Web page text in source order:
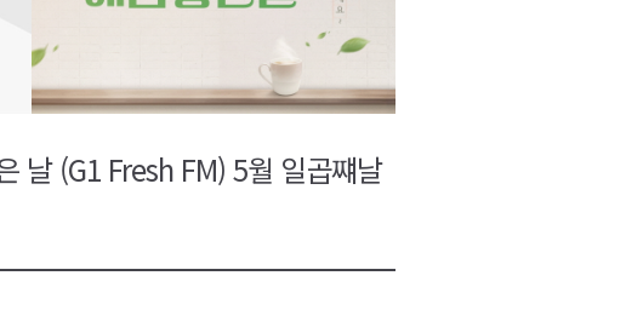
2026년 08월 07일(금)
2026년 08월 07일(금)
2026년 08월 07일(금)
2026년 08월 07일(금)
날 (G1 Fresh FM) 5월 일곱쨰날